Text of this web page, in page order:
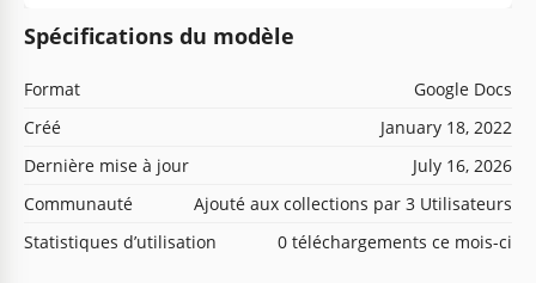
Spécifications du modèle
Format
Google Docs
Créé
January 18, 2022
Dernière mise à jour
July 16, 2026
Communauté
Ajouté aux collections par 3 Utilisateurs
Statistiques d’utilisation
0 téléchargements ce mois-ci